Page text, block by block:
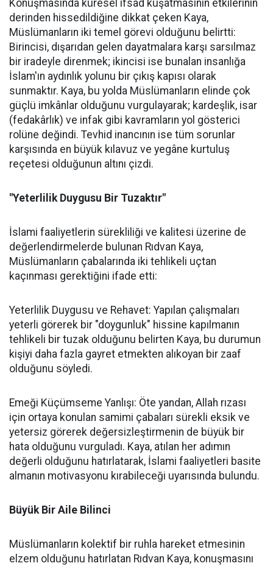
Konuşmasında küresel ifsad kuşatmasının etkilerinin
derinden hissedildiğine dikkat çeken Kaya,
Müslümanların iki temel görevi olduğunu belirtti:
Birincisi, dışarıdan gelen dayatmalara karşı sarsılmaz
bir iradeyle direnmek; ikincisi ise bunalan insanlığa
İslam'ın aydınlık yolunu bir çıkış kapısı olarak
sunmaktır. Kaya, bu yolda Müslümanların elinde çok
güçlü imkânlar olduğunu vurgulayarak; kardeşlik, isar
(fedakârlık) ve infak gibi kavramların yol gösterici
rolüne değindi. Tevhid inancının ise tüm sorunlar
karşısında en büyük kılavuz ve yegâne kurtuluş
reçetesi olduğunun altını çizdi.
"Yeterlilik Duygusu Bir Tuzaktır"
İslami faaliyetlerin sürekliliği ve kalitesi üzerine de
değerlendirmelerde bulunan Rıdvan Kaya,
Müslümanların çabalarında iki tehlikeli uçtan
kaçınması gerektiğini ifade etti:
Yeterlilik Duygusu ve Rehavet: Yapılan çalışmaları
yeterli görerek bir "doygunluk" hissine kapılmanın
tehlikeli bir tuzak olduğunu belirten Kaya, bu durumun
kişiyi daha fazla gayret etmekten alıkoyan bir zaaf
olduğunu söyledi.
Emeği Küçümseme Yanlışı: Öte yandan, Allah rızası
için ortaya konulan samimi çabaları sürekli eksik ve
yetersiz görerek değersizleştirmenin de büyük bir
hata olduğunu vurguladı. Kaya, atılan her adımın
değerli olduğunu hatırlatarak, İslami faaliyetleri basite
almanın motivasyonu kırabileceği uyarısında bulundu.
Büyük Bir Aile Bilinci
Müslümanların kolektif bir ruhla hareket etmesinin
elzem olduğunu hatırlatan Rıdvan Kaya, konuşmasını